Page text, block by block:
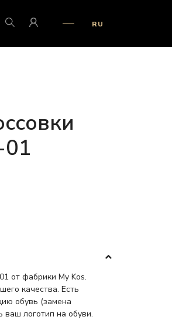
RU
от фабрики My Kos.
качества. Есть
обувь (замена
ваш логотип на обуви.